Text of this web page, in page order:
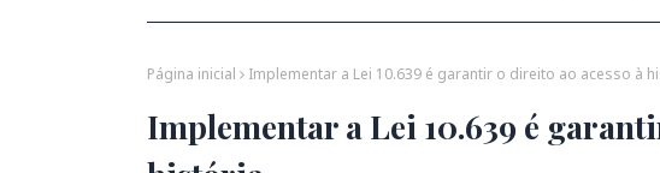
Página inicial Implementar a Lei 10.639 é garantir o direito ao acesso à
Implementar a Lei 10.639 é